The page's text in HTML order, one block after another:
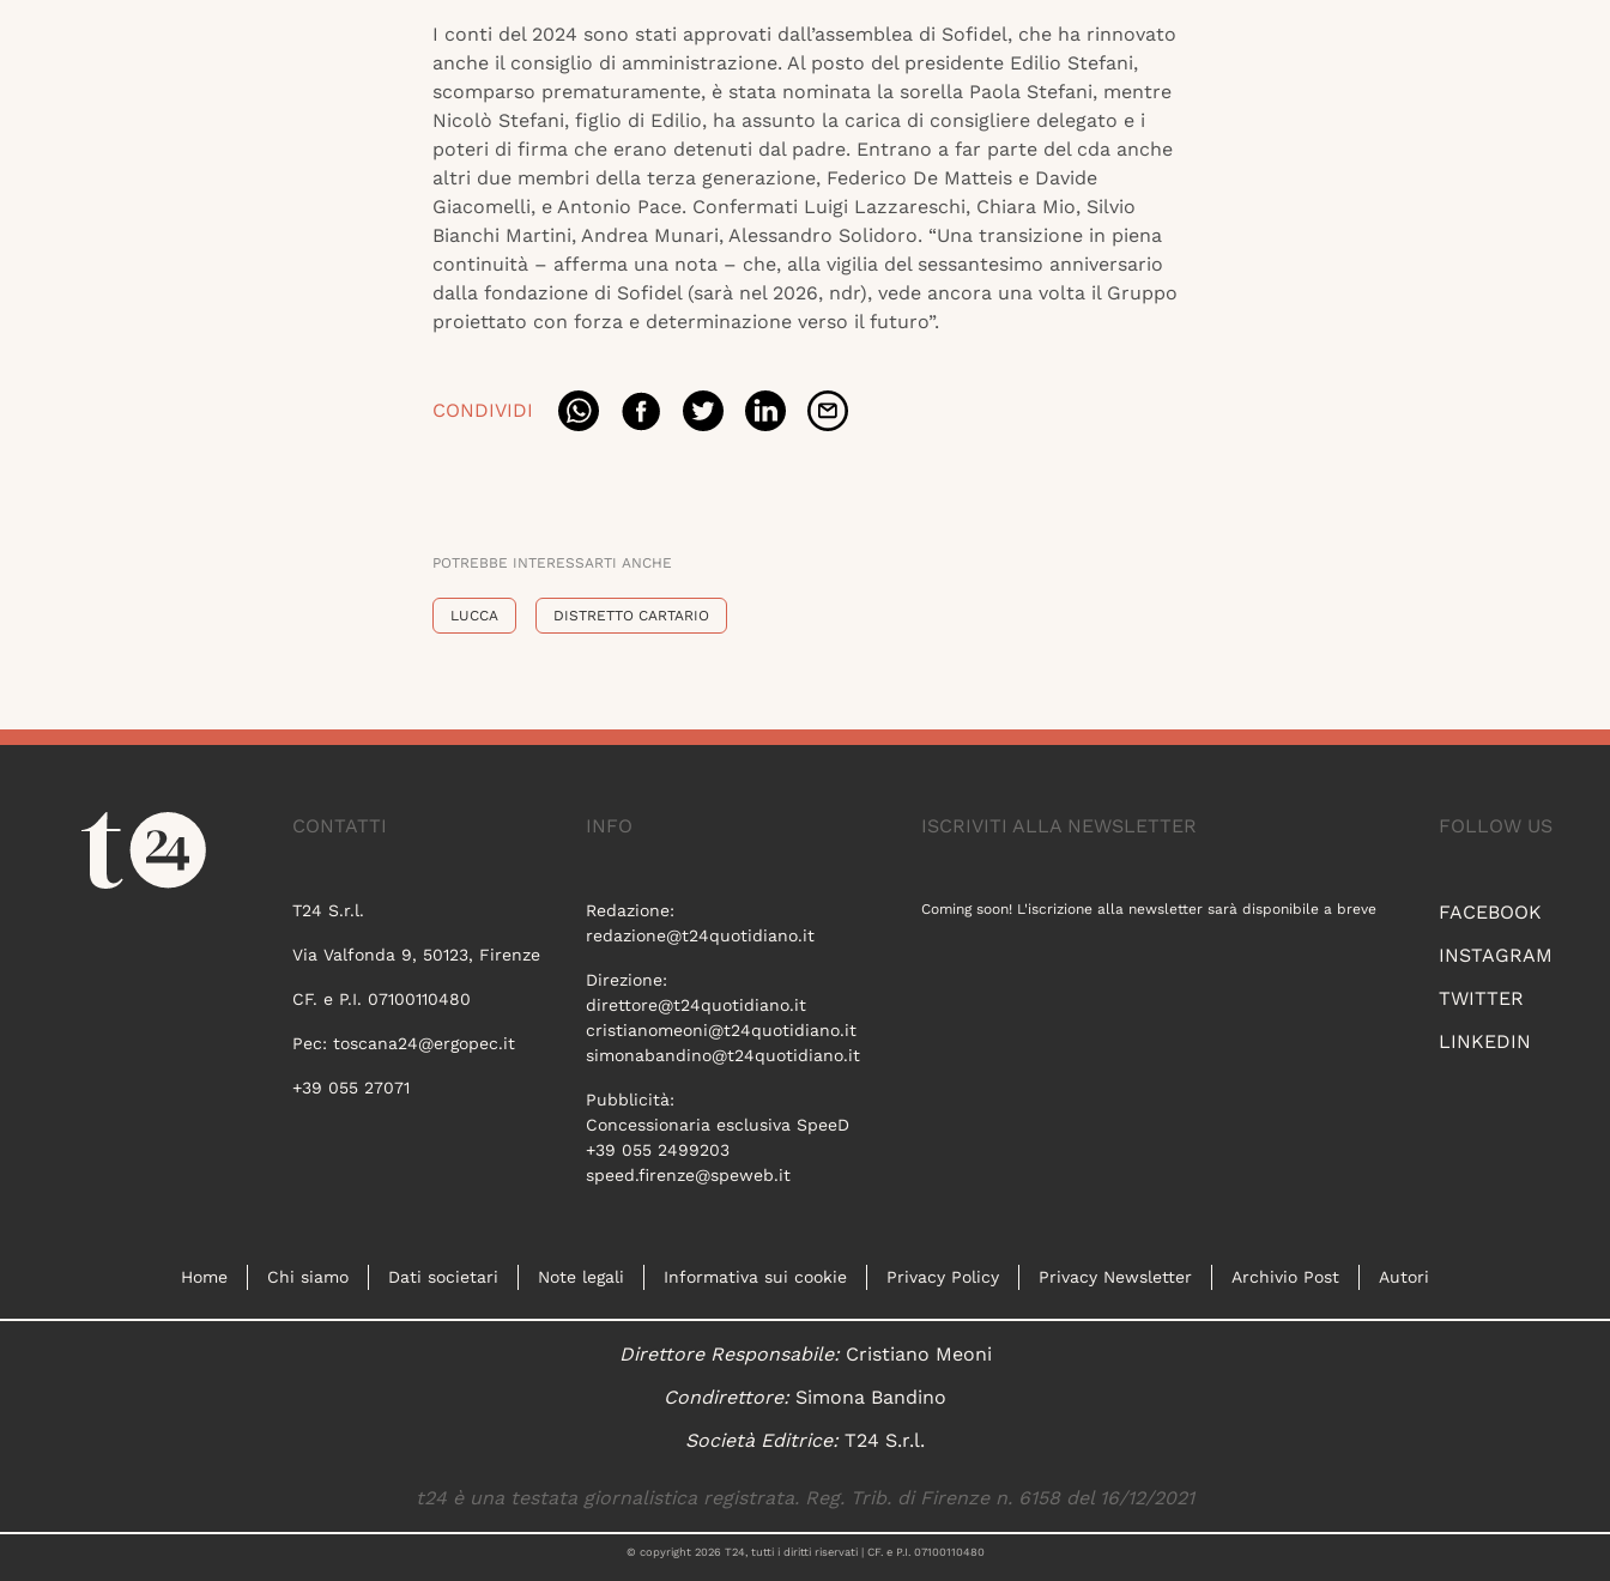
I conti del 2024 sono stati approvati dall’assemblea di Sofidel, che ha rinnovato
anche il consiglio di amministrazione. Al posto del presidente Edilio Stefani,
scomparso prematuramente, è stata nominata la sorella Paola Stefani, mentre
Nicolò Stefani, figlio di Edilio, ha assunto la carica di consigliere delegato e i
poteri di firma che erano detenuti dal padre. Entrano a far parte del cda anche
altri due membri della terza generazione, Federico De Matteis e Davide
Giacomelli, e Antonio Pace. Confermati Luigi Lazzareschi, Chiara Mio, Silvio
Bianchi Martini, Andrea Munari, Alessandro Solidoro. “Una transizione in piena
continuità – afferma una nota – che, alla vigilia del sessantesimo anniversario
dalla fondazione di Sofidel (sarà nel 2026, ndr), vede ancora una volta il Gruppo
proiettato con forza e determinazione verso il futuro”.
CONDIVIDI
POTREBBE INTERESSARTI ANCHE
LUCCA DISTRETTO CARTARIO
CONTATTI
T24 S.r.l.
Via Valfonda 9, 50123, Firenze
CF. e P.I. 07100110480
Pec: toscana24@ergopec.it
+39 055 27071
INFO
Redazione:
redazione@t24quotidiano.it
Direzione:
direttore@t24quotidiano.it
cristianomeoni@t24quotidiano.it
simonabandino@t24quotidiano.it
Pubblicità:
Concessionaria esclusiva SpeeD
+39 055 2499203
speed.firenze@speweb.it
FOLLOW US
FACEBOOK
INSTAGRAM
TWITTER
LINKEDIN
ISCRIVITI ALLA NEWSLETTER
Coming soon! L'iscrizione alla newsletter sarà disponibile a breve
Home Chi siamo Dati societari Note legali Informativa sui cookie Privacy Policy Privacy Newsletter Archivio Post Autori
Direttore Responsabile:Cristiano Meoni
Condirettore:Simona Bandino
Società Editrice:T24 S.r.l.
t24 è una testata giornalistica registrata. Reg. Trib. di Firenze n. 6158 del 16/12/2021
© copyright 2026 T24, tutti i diritti riservati | CF. e P.I. 07100110480